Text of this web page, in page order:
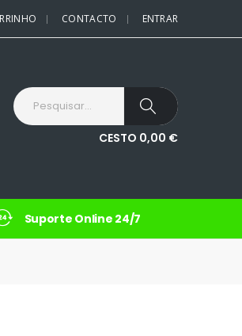
CONTACTO ENTRAR
CESTO 0,00 €
Suporte Online 24/7